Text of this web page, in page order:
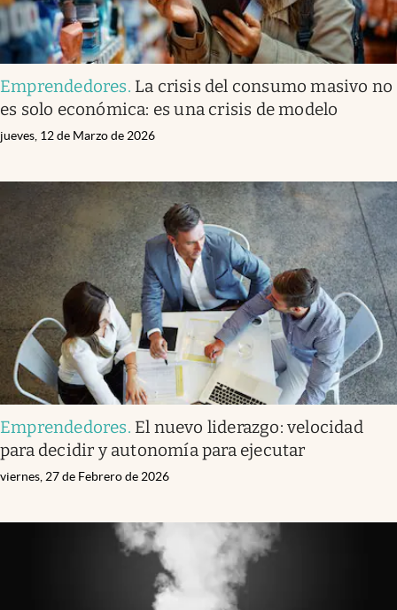
Emprendedores. La crisis del consumo masivo no
es solo económica: es una crisis de modelo
jueves, 12 de Marzo de 2026
Emprendedores. El nuevo liderazgo: velocidad
para decidir y autonomía para ejecutar
viernes, 27 de Febrero de 2026